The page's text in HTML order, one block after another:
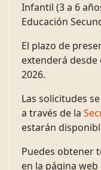
Infantil (3 a 6
Educación
El plazo de
extenderá desde
2026.
Las solicitudes
a través de la
estarán
Puedes obtener
en la página